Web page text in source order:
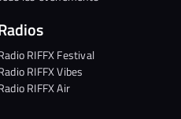
RIFFX Festival
RIFFX Vibes
RIFFX Air